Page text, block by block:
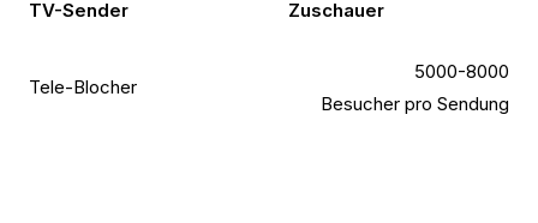
TV-Sender Zuschauer
Tele-Blocher
5000-8000
Besucher pro Sendung